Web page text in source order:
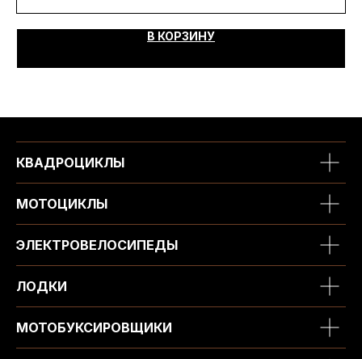
В КОРЗИНУ
КВАДРОЦИКЛЫ
МОТОЦИКЛЫ
ЭЛЕКТРОВЕЛОСИПЕДЫ
ЛОДКИ
МОТОБУКСИРОВЩИКИ